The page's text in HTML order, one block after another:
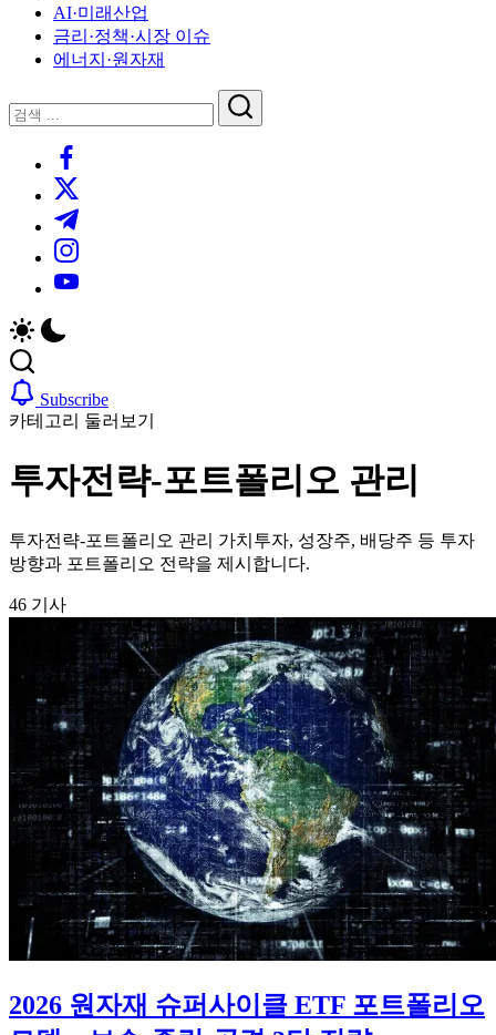
AI·미래산업
금리·정책·시장 이슈
에너지·원자재
닫
기
검
검
https://www.facebook.com/
https://twitter.com/
https://t.me/
https://www.instagram.com/
https://youtube.com/
Subscribe
카테고리 둘러보기
투자전략-포트폴리오 관리
투자전략-포트폴리오 관리 가치투자, 성장주, 배당주 등 투자
방향과 포트폴리오 전략을 제시합니다.
46 기사
2026 원자재 슈퍼사이클 ETF 포트폴리오